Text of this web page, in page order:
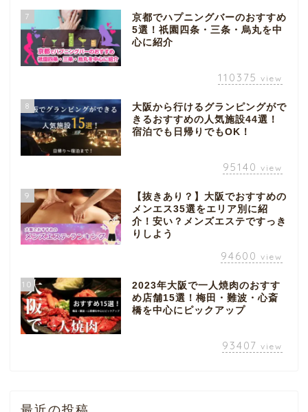
7
京都でハプニングバーのおすすめ
5選！祇園四条・三条・烏丸を中
心に紹介
110375 view
8
大阪から行けるグランピングがで
きるおすすめの人気施設44選！
宿泊でも日帰りでもOK！
95140 view
9
【抜きあり？】大阪でおすすめの
メンエス35選をエリア別に紹
介！安い？メンズエステですっき
りしよう
94600 view
10
2023年大阪で一人焼肉のおすす
め店舗15選！梅田・難波・心斎
橋を中心にピックアップ
93407 view